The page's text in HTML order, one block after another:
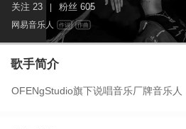
关注 23 粉丝 605
网易音乐人 作词 作曲
歌手简介
OFENgStudio旗下说唱音乐厂牌音乐人